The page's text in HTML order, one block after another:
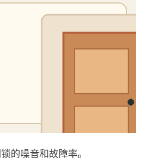
的噪音和故障率。